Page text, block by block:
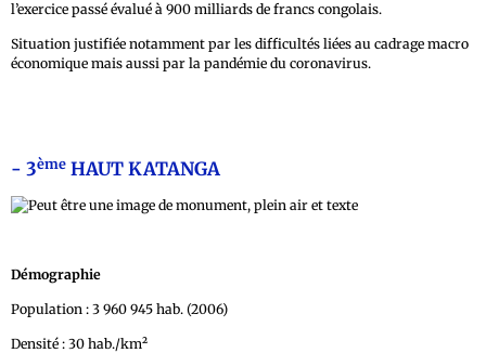
l’exercice passé évalué à 900 milliards de francs congolais.
Situation justifiée notamment par les difficultés liées au cadrage macro
économique mais aussi par la pandémie du coronavirus.
- 3ème HAUT KATANGA
Démographie
Population : 3 960 945 hab. (2006)
Densité : 30 hab./km²